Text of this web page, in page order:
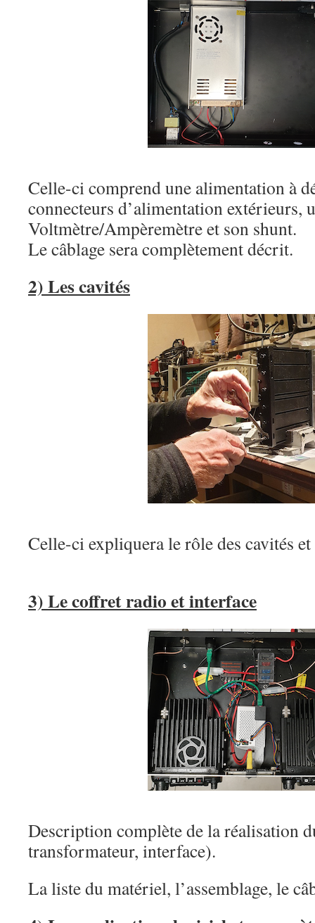
Celle-ci comprend une alimentation à
connecteurs d’alimentation extérieurs,
Voltmètre/Ampèremètre et son shunt.
Le câblage sera complètement décrit.
2) Les cavités
Celle-ci expliquera le rôle des cavités
3) Le coffret radio et interface
Description complète de la réalisation
transformateur, interface).
La liste du matériel, l’assemblage, le